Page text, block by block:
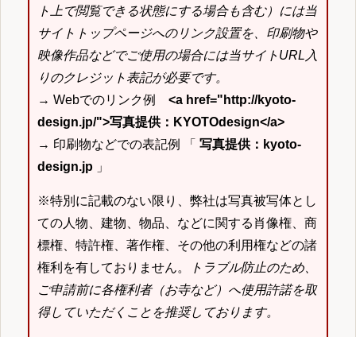
ト上で閲覧できる状態にする場合も含む）には当
サイトトップページへのリンク設置を、印刷物や
映像作品などでご使用の場合には当サイトURL入
りのクレジット表記が必要です。
→ Webでのリンク例 <a href="http://kyoto-
design.jp/">写真提供：KYOTOdesign</a>
→ 印刷物などでの表記例 「 写真提供：kyoto-
design.jp 」
※特別に記載のない限り、弊社は写真被写体とし
ての人物、建物、物品、などに関する肖像権、商
標権、特許権、著作権、その他の利用権などの諸
権利を有しておりません。
トラブル防止のため、
ご申請前に各権利者（お寺など）へ使用許諾を取
得していただくことを推奨しております。